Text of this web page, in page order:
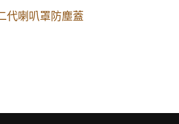
代喇叭罩防塵蓋